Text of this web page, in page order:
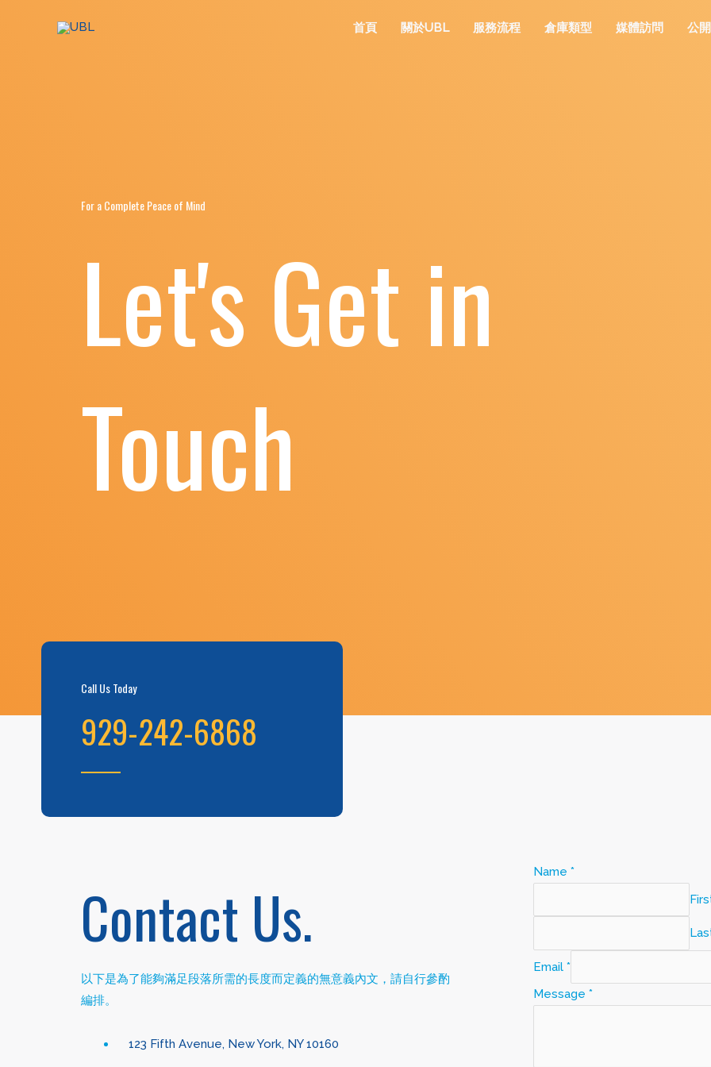
首頁 關於UBL 服務流程 倉庫類型 媒體訪問 公
For a Complete Peace of Mind
Let's Get in
Touch
Call Us Today
929-242-6868
Contact Us.
以下是為了能夠滿足段落所需的長度而定義的無意義內文，請自行參酌
編排。
123 Fifth Avenue, New York, NY 10160
Name *
Email *
Message *